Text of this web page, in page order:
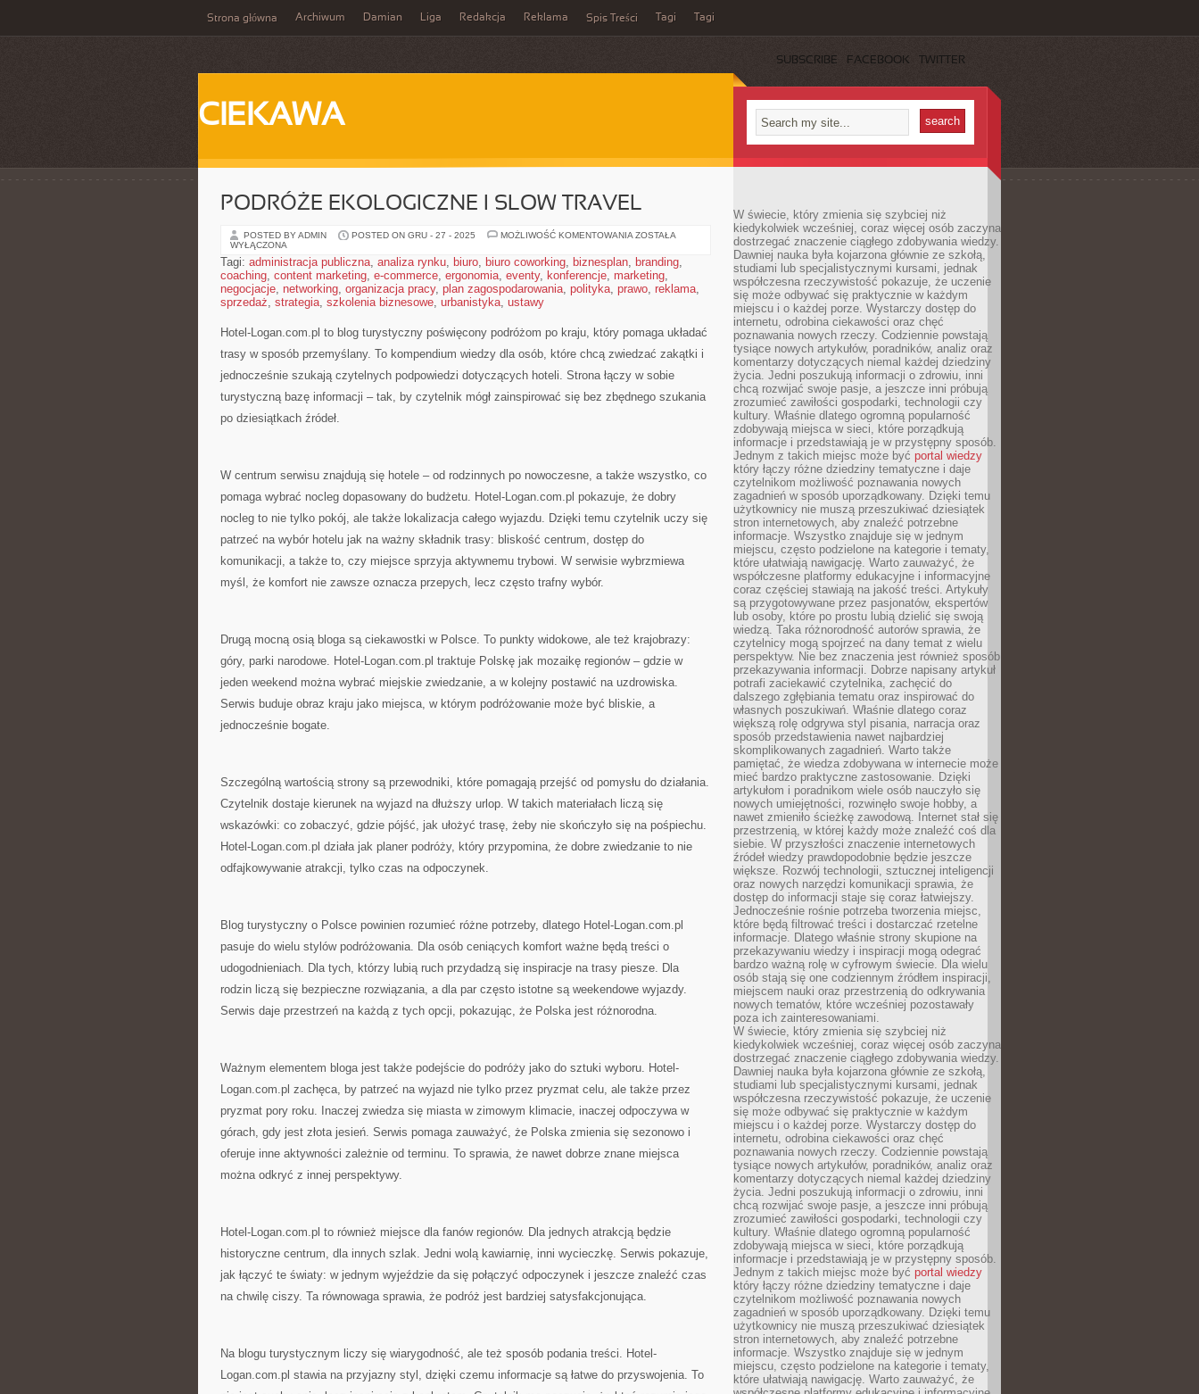
Strona główna Archiwum Damian Liga Redakcja Reklama Spis Treści Tagi Tagi
SUBSCRIBE FACEBOOK TWITTER
CIEKAWA
PODRÓŻE EKOLOGICZNE I SLOW TRAVEL
POSTED BY ADMIN POSTED ON GRU - 27 - 2025 MOŻLIWOŚĆ KOMENTOWANIA PODRÓŻE
SLOW
TRAVEL
ZOSTAŁA
WYŁĄCZONA
Tagi: administracja publiczna, analiza rynku, biuro, biuro coworking, biznesplan, branding,
coaching, content marketing, e-commerce, ergonomia, eventy, konferencje, marketing,
negocjacje, networking, organizacja pracy, plan zagospodarowania, polityka, prawo, reklama,
sprzedaż, strategia, szkolenia biznesowe, urbanistyka, ustawy
Hotel-Logan.com.pl to blog turystyczny poświęcony podróżom po kraju, który pomaga układać
trasy w sposób przemyślany. To kompendium wiedzy dla osób, które chcą zwiedzać zakątki i
jednocześnie szukają czytelnych podpowiedzi dotyczących hoteli. Strona łączy w sobie
turystyczną bazę informacji – tak, by czytelnik mógł zainspirować się bez zbędnego szukania
po dziesiątkach źródeł.
W centrum serwisu znajdują się hotele – od rodzinnych po nowoczesne, a także wszystko, co
pomaga wybrać nocleg dopasowany do budżetu. Hotel-Logan.com.pl pokazuje, że dobry
nocleg to nie tylko pokój, ale także lokalizacja całego wyjazdu. Dzięki temu czytelnik uczy się
patrzeć na wybór hotelu jak na ważny składnik trasy: bliskość centrum, dostęp do
komunikacji, a także to, czy miejsce sprzyja aktywnemu trybowi. W serwisie wybrzmiewa
myśl, że komfort nie zawsze oznacza przepych, lecz często trafny wybór.
Drugą mocną osią bloga są ciekawostki w Polsce. To punkty widokowe, ale też krajobrazy:
góry, parki narodowe. Hotel-Logan.com.pl traktuje Polskę jak mozaikę regionów – gdzie w
jeden weekend można wybrać miejskie zwiedzanie, a w kolejny postawić na uzdrowiska.
Serwis buduje obraz kraju jako miejsca, w którym podróżowanie może być bliskie, a
jednocześnie bogate.
Szczególną wartością strony są przewodniki, które pomagają przejść od pomysłu do działania.
Czytelnik dostaje kierunek na wyjazd na dłuższy urlop. W takich materiałach liczą się
wskazówki: co zobaczyć, gdzie pójść, jak ułożyć trasę, żeby nie skończyło się na pośpiechu.
Hotel-Logan.com.pl działa jak planer podróży, który przypomina, że dobre zwiedzanie to nie
odfajkowywanie atrakcji, tylko czas na odpoczynek.
Blog turystyczny o Polsce powinien rozumieć różne potrzeby, dlatego Hotel-Logan.com.pl
pasuje do wielu stylów podróżowania. Dla osób ceniących komfort ważne będą treści o
udogodnieniach. Dla tych, którzy lubią ruch przydadzą się inspiracje na trasy piesze. Dla
rodzin liczą się bezpieczne rozwiązania, a dla par często istotne są weekendowe wyjazdy.
Serwis daje przestrzeń na każdą z tych opcji, pokazując, że Polska jest różnorodna.
Ważnym elementem bloga jest także podejście do podróży jako do sztuki wyboru. Hotel-
Logan.com.pl zachęca, by patrzeć na wyjazd nie tylko przez pryzmat celu, ale także przez
pryzmat pory roku. Inaczej zwiedza się miasta w zimowym klimacie, inaczej odpoczywa w
górach, gdy jest złota jesień. Serwis pomaga zauważyć, że Polska zmienia się sezonowo i
oferuje inne aktywności zależnie od terminu. To sprawia, że nawet dobrze znane miejsca
można odkryć z innej perspektywy.
Hotel-Logan.com.pl to również miejsce dla fanów regionów. Dla jednych atrakcją będzie
historyczne centrum, dla innych szlak. Jedni wolą kawiarnię, inni wycieczkę. Serwis pokazuje,
jak łączyć te światy: w jednym wyjeździe da się połączyć odpoczynek i jeszcze znaleźć czas
na chwilę ciszy. Ta równowaga sprawia, że podróż jest bardziej satysfakcjonująca.
Na blogu turystycznym liczy się wiarygodność, ale też sposób podania treści. Hotel-
Logan.com.pl stawia na przyjazny styl, dzięki czemu informacje są łatwe do przyswojenia. To
W świecie, który zmienia się szybciej niż
kiedykolwiek wcześniej, coraz więcej osób zaczyna
dostrzegać znaczenie ciągłego zdobywania wiedzy.
Dawniej nauka była kojarzona głównie ze szkołą,
studiami lub specjalistycznymi kursami, jednak
współczesna rzeczywistość pokazuje, że uczenie
się może odbywać się praktycznie w każdym
miejscu i o każdej porze. Wystarczy dostęp do
internetu, odrobina ciekawości oraz chęć
poznawania nowych rzeczy. Codziennie powstają
tysiące nowych artykułów, poradników, analiz oraz
komentarzy dotyczących niemal każdej dziedziny
życia. Jedni poszukują informacji o zdrowiu, inni
chcą rozwijać swoje pasje, a jeszcze inni próbują
zrozumieć zawiłości gospodarki, technologii czy
kultury. Właśnie dlatego ogromną popularność
zdobywają miejsca w sieci, które porządkują
informacje i przedstawiają je w przystępny sposób.
Jednym z takich miejsc może być portal wiedzy
który łączy różne dziedziny tematyczne i daje
czytelnikom możliwość poznawania nowych
zagadnień w sposób uporządkowany. Dzięki temu
użytkownicy nie muszą przeszukiwać dziesiątek
stron internetowych, aby znaleźć potrzebne
informacje. Wszystko znajduje się w jednym
miejscu, często podzielone na kategorie i tematy,
które ułatwiają nawigację. Warto zauważyć, że
współczesne platformy edukacyjne i informacyjne
coraz częściej stawiają na jakość treści. Artykuły
są przygotowywane przez pasjonatów, ekspertów
lub osoby, które po prostu lubią dzielić się swoją
wiedzą. Taka różnorodność autorów sprawia, że
czytelnicy mogą spojrzeć na dany temat z wielu
perspektyw. Nie bez znaczenia jest również sposób
przekazywania informacji. Dobrze napisany artykuł
potrafi zaciekawić czytelnika, zachęcić do
dalszego zgłębiania tematu oraz inspirować do
własnych poszukiwań. Właśnie dlatego coraz
większą rolę odgrywa styl pisania, narracja oraz
sposób przedstawienia nawet najbardziej
skomplikowanych zagadnień. Warto także
pamiętać, że wiedza zdobywana w internecie może
mieć bardzo praktyczne zastosowanie. Dzięki
artykułom i poradnikom wiele osób nauczyło się
nowych umiejętności, rozwinęło swoje hobby, a
nawet zmieniło ścieżkę zawodową. Internet stał się
przestrzenią, w której każdy może znaleźć coś dla
siebie. W przyszłości znaczenie internetowych
źródeł wiedzy prawdopodobnie będzie jeszcze
większe. Rozwój technologii, sztucznej inteligencji
oraz nowych narzędzi komunikacji sprawia, że
dostęp do informacji staje się coraz łatwiejszy.
Jednocześnie rośnie potrzeba tworzenia miejsc,
które będą filtrować treści i dostarczać rzetelne
informacje. Dlatego właśnie strony skupione na
przekazywaniu wiedzy i inspiracji mogą odegrać
bardzo ważną rolę w cyfrowym świecie. Dla wielu
osób stają się one codziennym źródłem inspiracji,
miejscem nauki oraz przestrzenią do odkrywania
nowych tematów, które wcześniej pozostawały
poza ich zainteresowaniami.
W świecie, który zmienia się szybciej niż
kiedykolwiek wcześniej, coraz więcej osób zaczyna
dostrzegać znaczenie ciągłego zdobywania wiedzy.
Dawniej nauka była kojarzona głównie ze szkołą,
studiami lub specjalistycznymi kursami, jednak
współczesna rzeczywistość pokazuje, że uczenie
się może odbywać się praktycznie w każdym
miejscu i o każdej porze. Wystarczy dostęp do
internetu, odrobina ciekawości oraz chęć
poznawania nowych rzeczy. Codziennie powstają
tysiące nowych artykułów, poradników, analiz oraz
komentarzy dotyczących niemal każdej dziedziny
życia. Jedni poszukują informacji o zdrowiu, inni
chcą rozwijać swoje pasje, a jeszcze inni próbują
zrozumieć zawiłości gospodarki, technologii czy
kultury. Właśnie dlatego ogromną popularność
zdobywają miejsca w sieci, które porządkują
informacje i przedstawiają je w przystępny sposób.
Jednym z takich miejsc może być portal wiedzy
który łączy różne dziedziny tematyczne i daje
czytelnikom możliwość poznawania nowych
zagadnień w sposób uporządkowany. Dzięki temu
użytkownicy nie muszą przeszukiwać dziesiątek
stron internetowych, aby znaleźć potrzebne
informacje. Wszystko znajduje się w jednym
miejscu, często podzielone na kategorie i tematy,
które ułatwiają nawigację. Warto zauważyć, że